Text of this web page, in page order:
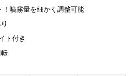
！噴霧量を細かく調整可能
ト付き